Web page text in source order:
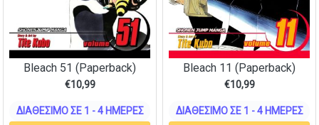
Bleach 51 (Paperback)
€10,99
ΔΙΑΘΈΣΙΜΟ ΣΕ 1 - 4 ΗΜΈΡΕΣ
Bleach 11 (Paperback)
€10,99
ΔΙΑΘΈΣΙΜΟ ΣΕ 1 - 4 ΗΜΈΡΕΣ